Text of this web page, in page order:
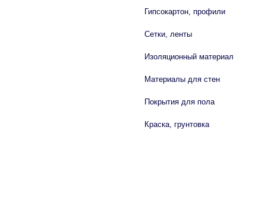
Гипсокартон, профили
Сетки, ленты
Изоляционный материал
Материалы для стен
Покрытия для пола
Краска, грунтовка